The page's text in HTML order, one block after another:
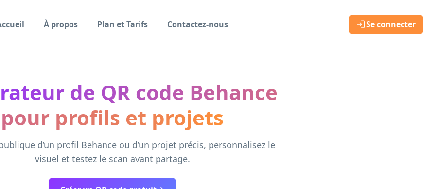
À propos Plan et Tarifs Contactez-nous Se connecter
de QR code Behance
pour profils et projets
publique d’un profil Behance ou d’un projet précis, personnalisez le
visuel et testez le scan avant partage.